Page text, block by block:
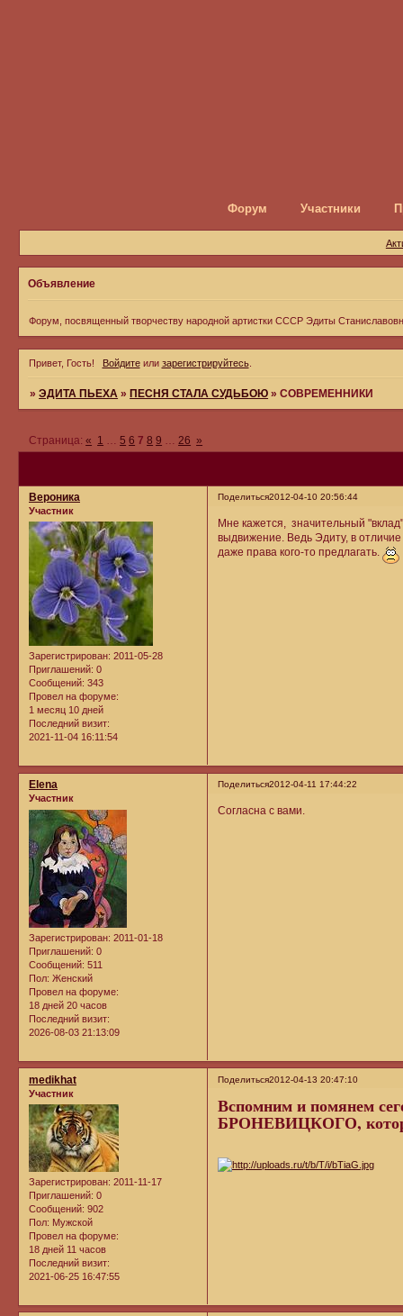
Форум Участники
Объявление
Форум, посвященный творчеству народной артистки СССР Эдиты
Привет, Гость! Войдитеили зарегистрируйтесь.
»ЭДИТА ПЬЕХА »ПЕСНЯ СТАЛА СУДЬБОЮ »CОВРЕМЕННИКИ
Страница:« 1 5 6 7 8 9 26 »
Поделиться2012-04-10 20:56:44
Вероника
Участник
Зарегистрирован: 2011-05-28
Приглашений: 0
Сообщений: 343
Провел на форуме:
1 месяц 10 дней
Последний визит:
2021-11-04 16:11:54
Мне кажется, значительный
выдвижение. Ведь Эдиту, в
даже права кого-то предлагать.
Поделиться2012-04-11 17:44:22
Elena
Участник
Зарегистрирован: 2011-01-18
Приглашений: 0
Сообщений: 511
Пол: Женский
Провел на форуме:
18 дней 20 часов
Последний визит:
2026-08-03 21:13:09
Согласна с вами.
Поделиться2012-04-13 20:47:10
medikhat
Участник
Зарегистрирован: 2011-11-17
Приглашений: 0
Сообщений: 902
Пол: Мужской
Провел на форуме:
18 дней 11 часов
Последний визит:
2021-06-25 16:47:55
Вспомним и помянем
БРОНЕВИЦКОГО,